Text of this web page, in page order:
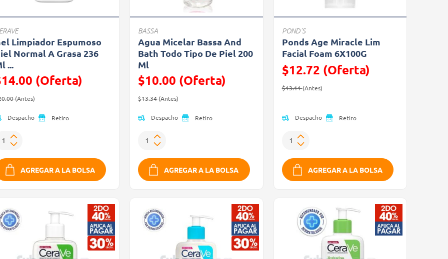
Limpiador Espumoso
Normal A Grasa 236
...
(Oferta)
reducido de
(Antes)
Despacho Retiro
AGREGAR A LA BOLSA
BASSA
Agua Micelar Bassa And
Bath Todo Tipo De Piel 200
Ml
$10.00 (Oferta)
Precio reducido de
$13.34(Antes)
Despacho Retiro
AGREGAR A LA BOLSA
POND'S
Ponds Age Miracle Lim
Facial Foam 6X100G
$12.72 (Oferta)
Precio reducido de
$13.11(Antes)(Oferta)
Despacho Retiro
AGREGAR A LA BOLSA